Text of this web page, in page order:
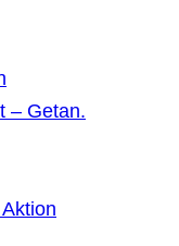
– Getan.